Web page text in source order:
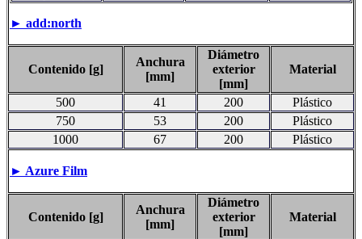
► add:north
Contenido [g]
Anchura
[mm]
Diámetro
exterior
[mm]
Material
500 41 200
Plástico
750
53 200
Plástico
1000
67 200 Plástico
► Azure Film
Contenido [g]
Anchura
[mm]
Diámetro
exterior
[mm]
Material